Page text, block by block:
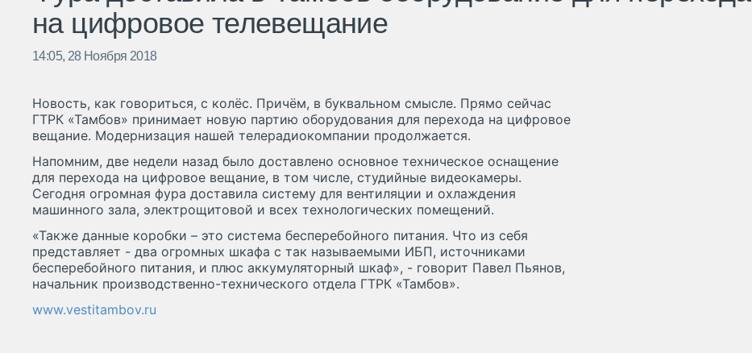
на цифровое телевещание
14:05, 28 Ноября 2018
Новость, как говориться, с колёс. Причём, в буквальном смысле. Прямо сейчас
ГТРК «Тамбов» принимает новую партию оборудования для перехода на цифровое
вещание. Модернизация нашей телерадиокомпании продолжается.
Напомним, две недели назад было доставлено основное техническое оснащение
для перехода на цифровое вещание, в том числе, студийные видеокамеры.
Сегодня огромная фура доставила систему для вентиляции и охлаждения
машинного зала, электрощитовой и всех технологических помещений.
«Также данные коробки – это система бесперебойного питания. Что из себя
представляет - два огромных шкафа с так называемыми ИБП, источниками
бесперебойного питания, и плюс аккумуляторный шкаф», - говорит Павел Пьянов,
начальник производственно-технического отдела ГТРК «Тамбов».
www.vestitambov.ru